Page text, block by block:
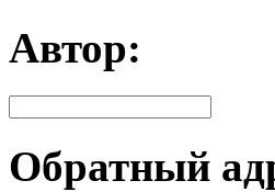
Автор:
Обратный